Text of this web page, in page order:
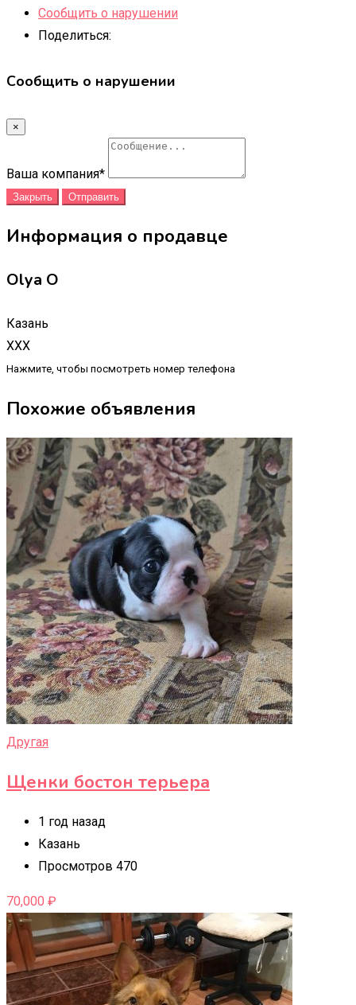
Сообщить о нарушении
Поделиться:
Сообщить о нарушении
×
Ваша компания*
Закрыть Отправить
Информация о продавце
Olya O
Казань
XXX
Нажмите, чтобы посмотреть номер телефона
Похожие объявления
Другая
Щенки бостон терьера
1 год назад
Казань
Просмотров 470
70,000 ₽